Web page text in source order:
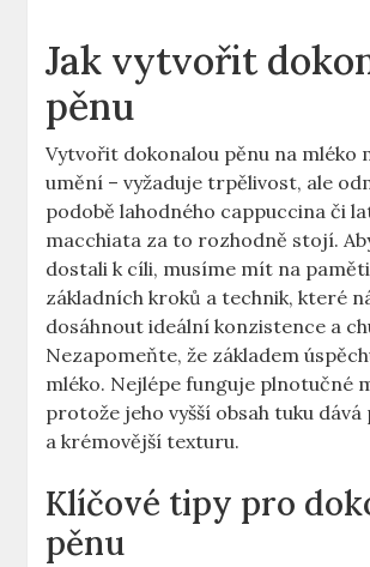
Jak vytvořit
pěnu
Vytvořit dokonalou pěnu​ na mléko
umění – vyžaduje trpělivost, ale
podobě lahodného cappuccina či
macchiata ​za to rozhodně stojí.
dostali⁢ k cíli, musíme mít na
základních kroků a technik, které
dosáhnout ideální‌ konzistence a
Nezapomeňte, že základem
mléko. Nejlépe funguje​ plnotučné
protože jeho vyšší obsah tuku dává
a krémovější texturu.
Klíčové tipy pro‍
pěnu